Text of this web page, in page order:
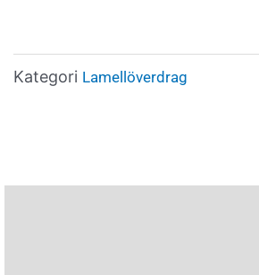
Kategori Lamellöverdrag